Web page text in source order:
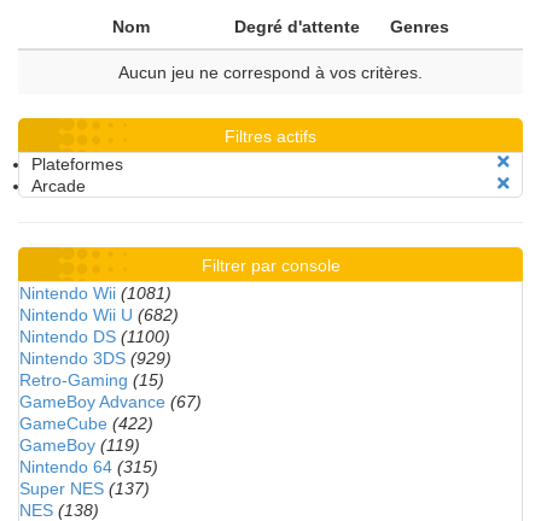
Nom Degré d'attente Genres
Aucun jeu ne correspond à vos critères.
Filtres actifs
Plateformes
Arcade
Filtrer par console
Nintendo Wii (1081)
Nintendo Wii U (682)
Nintendo DS (1100)
Nintendo 3DS (929)
Retro-Gaming (15)
GameBoy Advance (67)
GameCube (422)
GameBoy (119)
Nintendo 64 (315)
Super NES (137)
NES (138)